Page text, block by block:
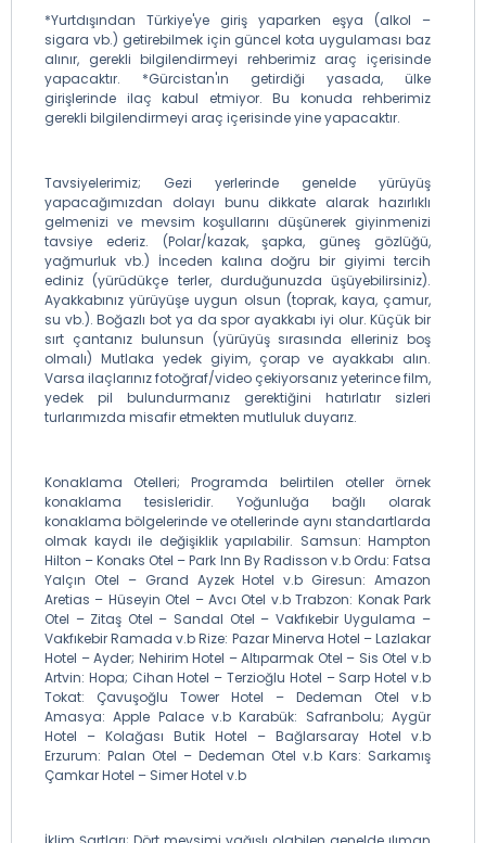
*Yurtdışından Türkiye'ye giriş yaparken eşya (alkol –
sigara vb.) getirebilmek için güncel kota uygulaması baz
alınır, gerekli bilgilendirmeyi rehberimiz araç içerisinde
yapacaktır. *Gürcistan'ın getirdiği yasada, ülke
girişlerinde ilaç kabul etmiyor. Bu konuda rehberimiz
gerekli bilgilendirmeyi araç içerisinde yine yapacaktır.
Tavsiyelerimiz; Gezi yerlerinde genelde yürüyüş
yapacağımızdan dolayı bunu dikkate alarak hazırlıklı
gelmenizi ve mevsim koşullarını düşünerek giyinmenizi
tavsiye ederiz. (Polar/kazak, şapka, güneş gözlüğü,
yağmurluk vb.) İnceden kalına doğru bir giyimi tercih
ediniz (yürüdükçe terler, durduğunuzda üşüyebilirsiniz).
Ayakkabınız yürüyüşe uygun olsun (toprak, kaya, çamur,
su vb.). Boğazlı bot ya da spor ayakkabı iyi olur. Küçük bir
sırt çantanız bulunsun (yürüyüş sırasında elleriniz boş
olmalı) Mutlaka yedek giyim, çorap ve ayakkabı alın.
Varsa ilaçlarınız fotoğraf/video çekiyorsanız yeterince film,
yedek pil bulundurmanız gerektiğini hatırlatır sizleri
turlarımızda misafir etmekten mutluluk duyarız.
Konaklama Otelleri; Programda belirtilen oteller örnek
konaklama tesisleridir. Yoğunluğa bağlı olarak
konaklama bölgelerinde ve otellerinde aynı standartlarda
olmak kaydı ile değişiklik yapılabilir. Samsun: Hampton
Hilton – Konaks Otel – Park Inn By Radisson v.b Ordu: Fatsa
Yalçın Otel – Grand Ayzek Hotel v.b Giresun: Amazon
Aretias – Hüseyin Otel – Avcı Otel v.b Trabzon: Konak Park
Otel – Zitaş Otel – Sandal Otel – Vakfıkebir Uygulama –
Vakfıkebir Ramada v.b Rize: Pazar Minerva Hotel – Lazlakar
Hotel – Ayder; Nehirim Hotel – Altıparmak Otel – Sis Otel v.b
Artvin: Hopa; Cihan Hotel – Terzioğlu Hotel – Sarp Hotel v.b
Tokat: Çavuşoğlu Tower Hotel – Dedeman Otel v.b
Amasya: Apple Palace v.b Karabük: Safranbolu; Aygür
Hotel – Kolağası Butik Hotel – Bağlarsaray Hotel v.b
Erzurum: Palan Otel – Dedeman Otel v.b Kars: Sarkamış
Çamkar Hotel – Simer Hotel v.b